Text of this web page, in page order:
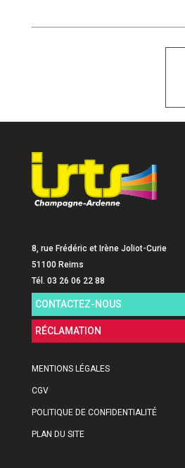
8, rue Frédéric et Irène Joliot-Curie
51100 Reims
Tél. 03 26 06 22 88
CONTACTEZ-NOUS
RÉCLAMATION
MENTIONS LÉGALES
CGV
POLITIQUE DE CONFIDENTIALITÉ
PLAN DU SITE